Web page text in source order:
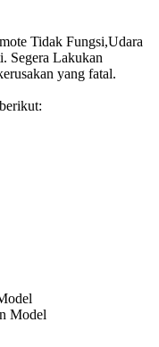
Tidak Fungsi,Udara
Segera Lakukan
yang fatal.
Model